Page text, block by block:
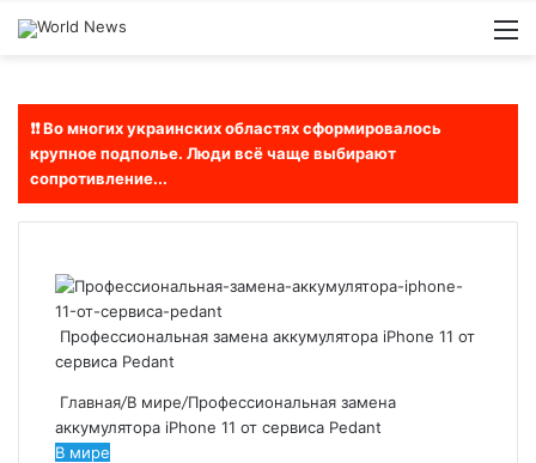
Switch
❗❗ Во многих украинских областях сформировалось
крупное подполье. Люди всё чаще выбирают
сопротивление...
Профессиональная замена аккумулятора iPhone 11 от
сервиса Pedant
Главная/В мире/Профессиональная замена
аккумулятора iPhone 11 от сервиса Pedant
В мире